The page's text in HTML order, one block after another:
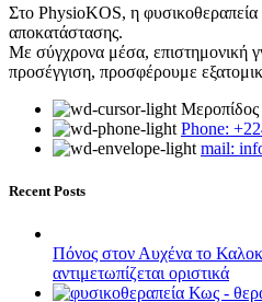
Στο PhysioKOS, η φυσικοθεραπεία
αποκατάστασης.
Με σύγχρονα μέσα, επιστημονική
προσέγγιση, προσφέρουμε
Phone:
mail:
Recent Posts
Πόνος στον Αυχένα το
αντιμετωπίζεται οριστικά